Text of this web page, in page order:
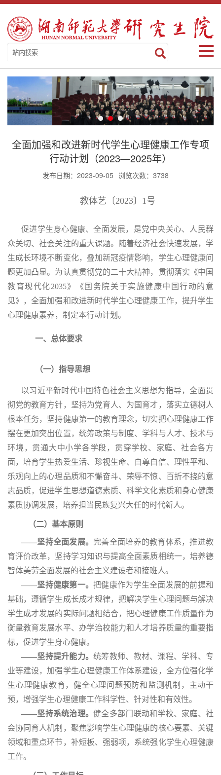
全面加强和改进新时代学生心理健康工作专项
行动计划（2023—2025年）
发布日期：2023-09-05 浏览次数： 3738
教体艺 〔2023〕1号
促进学生身心健康、全面发展，是党中央关心、人民群
众关切、社会关注的重大课题。随着经济社会快速发展，学
生成长环境不断变化，叠加新冠疫情影响，学生心理健康问
题更加凸显。为认真贯彻党的二十大精神，贯彻落实《中国
教育现代化2035》《国务院关于实施健康中国行动的意
见》，全面加强和改进新时代学生心理健康工作，提升学生
心理健康素养，制定本行动计划。
一、总体要求
（一）指导思想
以习近平新时代中国特色社会主义思想为指导，全面贯
彻党的教育方针，坚持为党育人、为国育才，落实立德树人
根本任务，坚持健康第一的教育理念，切实把心理健康工作
摆在更加突出位置，统筹政策与制度、学科与人才、技术与
环境，贯通大中小学各学段，贯穿学校、家庭、社会各方
面，培育学生热爱生活、珍视生命、自尊自信、理性平和、
乐观向上的心理品质和不懈奋斗、荣辱不惊、百折不挠的意
志品质，促进学生思想道德素质、科学文化素质和身心健康
素质协调发展，培养担当民族复兴大任的时代新人。
（二）基本原则
——坚持全面发展。 完善全面培养的教育体系，推进教
育评价改革，坚持学习知识与提高全面素质相统一，培养德
智体美劳全面发展的社会主义建设者和接班人。
——坚持健康第一。把健康作为学生全面发展的前提和
基础，遵循学生成长成才规律，把解决学生心理问题与解决
学生成才发展的实际问题相结合，把心理健康工作质量作为
衡量教育发展水平、办学治校能力和人才培养质量的重要指
标，促进学生身心健康。
——坚持提升能力。统筹教师、教材、课程、学科、专
业等建设，加强学生心理健康工作体系建设，全方位强化学
生心理健康教育，健全心理问题预防和监测机制，主动干
预，增强学生心理健康工作科学性、针对性和有效性。
——坚持系统治理。健全多部门联动和学校、家庭、社
会协同育人机制，聚焦影响学生心理健康的核心要素、关键
领域和重点环节，补短板、强弱项，系统强化学生心理健康
工作。